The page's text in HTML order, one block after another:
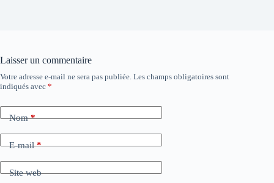
Laisser un commentaire
Votre adresse e-mail ne sera pas publiée. Les champs obligatoires sont
indiqués avec *
Nom*
E-mail*
Site web